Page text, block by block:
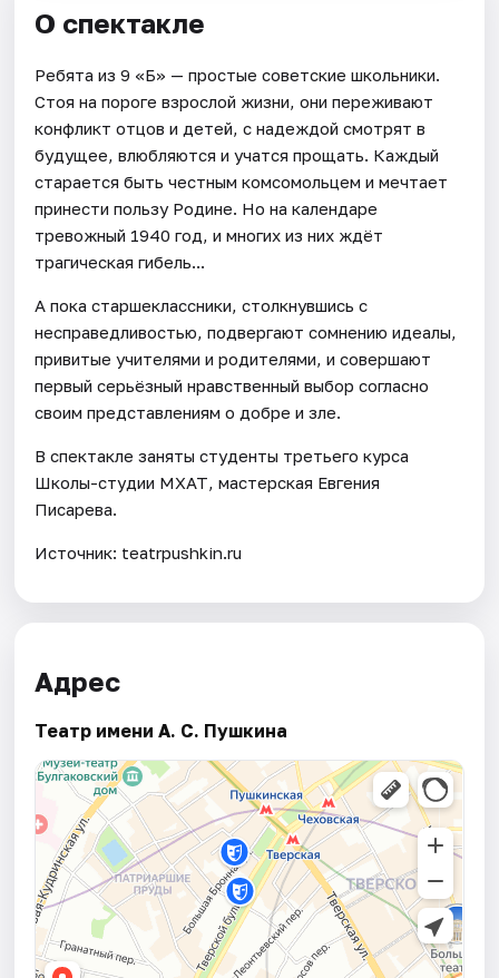
О спектакле
Ребята из 9 «Б» — простые советские школьники.
Стоя на пороге взрослой жизни, они переживают
конфликт отцов и детей, с надеждой смотрят в
будущее, влюбляются и учатся прощать. Каждый
старается быть честным комсомольцем и мечтает
принести пользу Родине. Но на календаре
тревожный 1940 год, и многих из них ждёт
трагическая гибель...
А пока старшеклассники, столкнувшись с
несправедливостью, подвергают сомнению идеалы,
привитые учителями и родителями, и совершают
первый серьёзный нравственный выбор согласно
своим представлениям о добре и зле.
В спектакле заняты студенты третьего курса
Школы-студии МХАТ, мастерская Евгения
Писарева.
Источник: teatrpushkin.ru
Адрес
Театр имени А. С. Пушкина